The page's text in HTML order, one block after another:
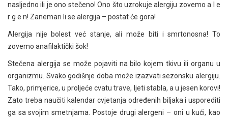
nasljedno ili je ono stečeno! Ono što uzrokuje alergiju zovemo a l e
r g e n! Zanemari li se alergija – postat će gora!
Alergija nije bolest već stanje, ali može biti i smrtonosna! To
zovemo anafilaktički šok!
Stečena alergija se može pojaviti na bilo kojem tkivu ili organu u
organizmu. Svako godišnje doba može izazvati sezonsku alergiju.
Tako, primjerice, u proljeće cvatu trave, ljeti stabla, a u jesen korovi!
Zato treba naučiti kalendar cvjetanja određenih biljaka i usporediti
ga sa svojim smetnjama. Postoje drugi alergeni – oni u kući, kao